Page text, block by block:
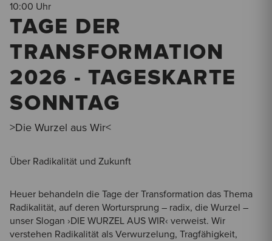
10:00 Uhr
TAGE DER
TRANSFORMATION
2026 - TAGESKARTE
SONNTAG
>Die Wurzel aus Wir<
Über Radikalität und Zukunft
Heuer behandeln die Tage der Transformation das Thema
Radikalität, auf deren Wortursprung – radix, die Wurzel –
unser Slogan ›DIE WURZEL AUS WIR‹ verweist. Wir
verstehen Radikalität als Verwurzelung, Tragfähigkeit,